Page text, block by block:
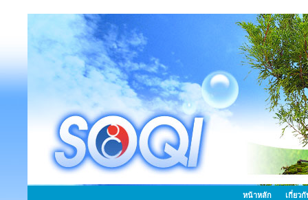
หน้าหลัก เกี่ยวกั